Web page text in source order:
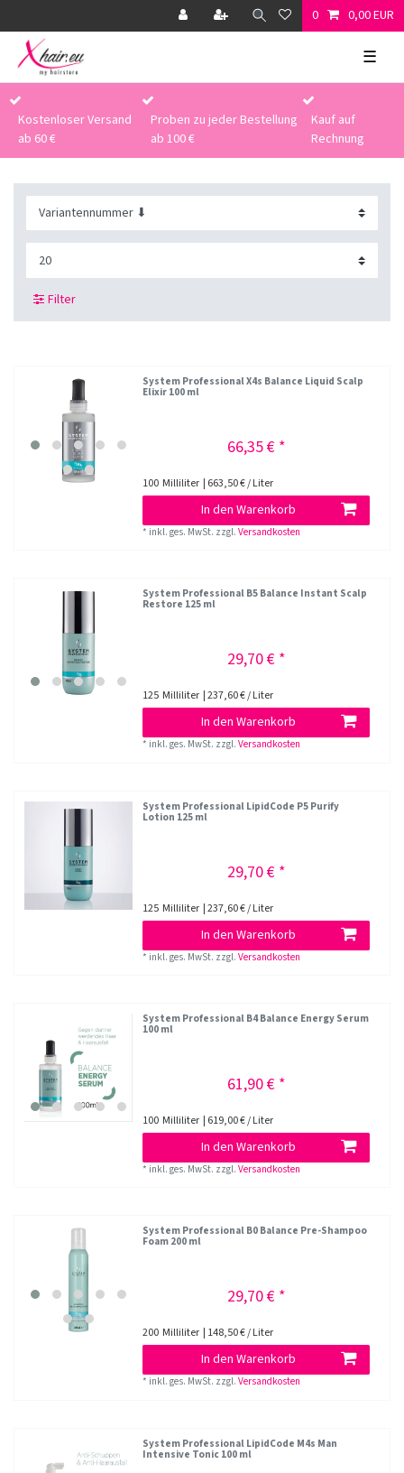
0 0,00 EUR
☰
Kostenloser Versand
ab 60 €
Proben zu jeder Bestellung
ab 100 €
Kauf auf
Rechnung
Filter
System Professional X4s Balance Liquid Scalp
Elixir 100 ml
66,35 € *
100 Milliliter | 663,50 € / Liter
In den Warenkorb
* inkl. ges. MwSt. zzgl.Versandkosten
System Professional B5 Balance Instant Scalp
Restore 125 ml
29,70 € *
125 Milliliter | 237,60 € / Liter
In den Warenkorb
* inkl. ges. MwSt. zzgl.Versandkosten
System Professional LipidCode P5 Purify
Lotion 125 ml
29,70 € *
125 Milliliter | 237,60 € / Liter
In den Warenkorb
* inkl. ges. MwSt. zzgl.Versandkosten
System Professional B4 Balance Energy Serum
100 ml
61,90 € *
100 Milliliter | 619,00 € / Liter
In den Warenkorb
* inkl. ges. MwSt. zzgl.Versandkosten
System Professional B0 Balance Pre-Shampoo
Foam 200 ml
29,70 € *
200 Milliliter | 148,50 € / Liter
In den Warenkorb
* inkl. ges. MwSt. zzgl.Versandkosten
System Professional LipidCode M4s Man
Intensive Tonic 100 ml